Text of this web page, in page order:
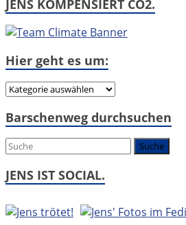
JENS KOMPENSIERT CO2.
Hier geht es um:
Hier
es
Barschenweg durchsuchen
JENS IST SOCIAL.